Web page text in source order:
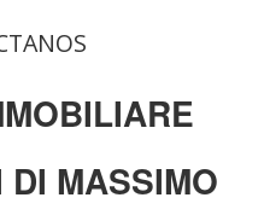
DI MASSIMO